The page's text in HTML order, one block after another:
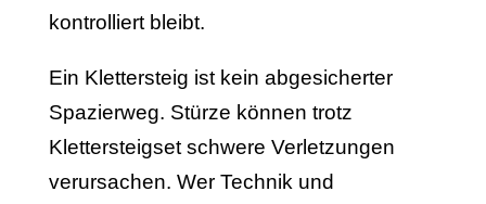
kontrolliert bleibt.
Ein Klettersteig ist kein abgesicherter
Spazierweg. Stürze können trotz
Klettersteigset schwere Verletzungen
verursachen. Wer Technik und